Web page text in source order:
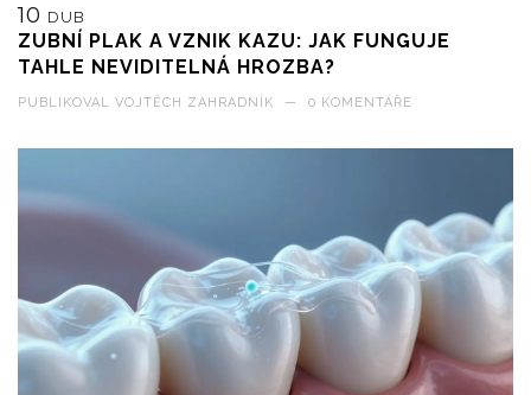
10 DUB
ZUBNÍ PLAK A VZNIK KAZU: JAK FUNGUJE
TAHLE NEVIDITELNÁ HROZBA?
PUBLIKOVAL VOJTĚCH ZAHRADNÍK — 0 KOMENTÁŘE